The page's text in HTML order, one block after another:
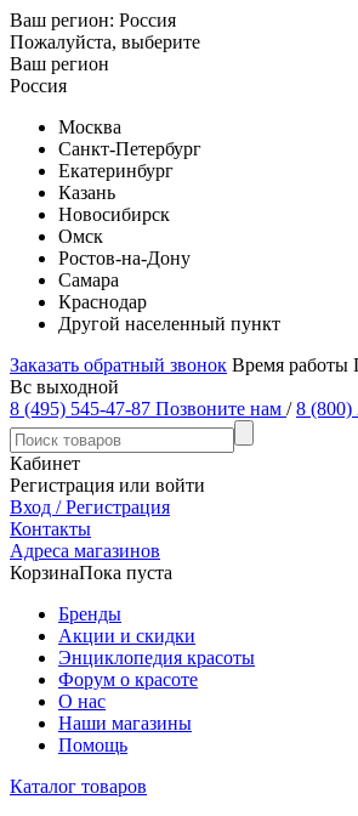
Ваш регион: Россия
Пожалуйста, выберите
Ваш регион
Россия
Москва
Санкт-Петербург
Екатеринбург
Казань
Новосибирск
Омск
Ростов-на-Дону
Самара
Краснодар
Другой населенный пункт
Заказать обратный звонок Время работы
Вс выходной
8 (495) 545-47-87 Позвоните нам / 8 (800)
Кабинет
Регистрация или войти
Вход / Регистрация
Контакты
Адреса магазинов
КорзинаПока пуста
Бренды
Акции и скидки
Энциклопедия красоты
Форум о красоте
О нас
Наши магазины
Помощь
Каталог товаров